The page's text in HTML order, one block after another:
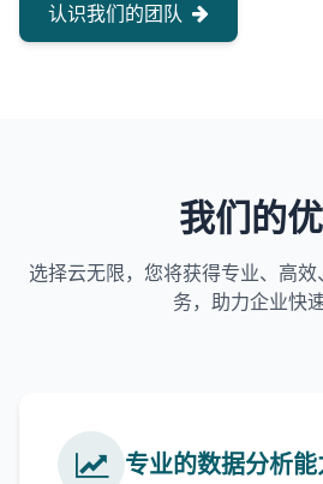
认识我们的团队
我们的
选择云无限，您将获得专业、高
务，助力企业快
专业的数据分析能